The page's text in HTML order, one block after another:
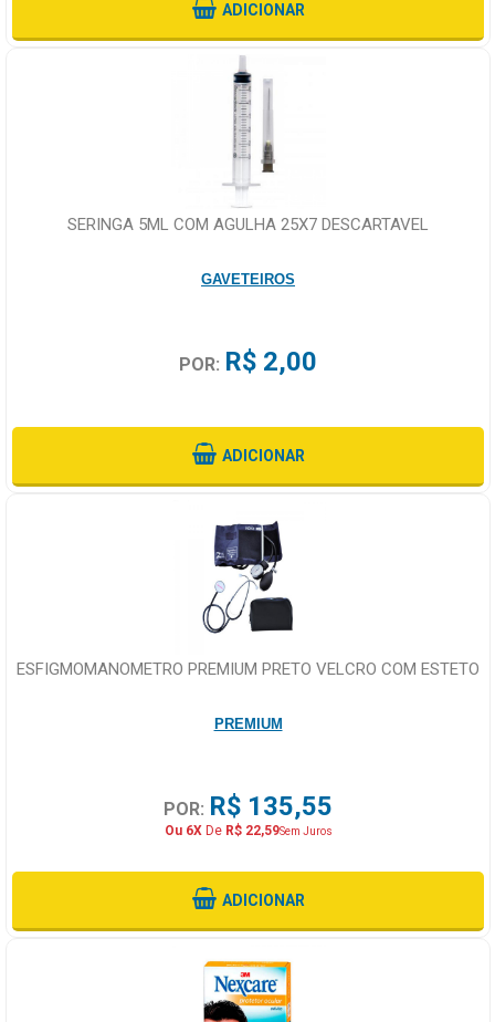
ADICIONAR
SERINGA 5ML COM AGULHA 25X7 DESCARTAVEL
GAVETEIROS
POR: R$ 2,00
ADICIONAR
ESFIGMOMANOMETRO PREMIUM PRETO VELCRO COM ESTETO
PREMIUM
POR: R$ 135,55
Ou 6XDe R$ 22,59Sem Juros
ADICIONAR